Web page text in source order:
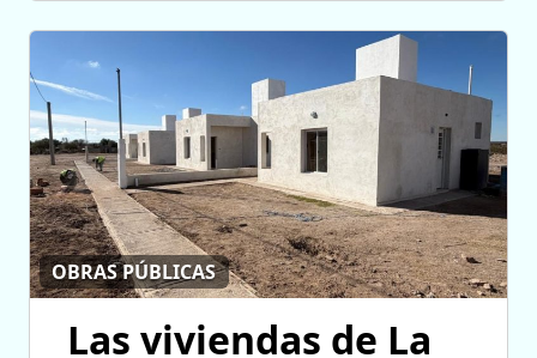
OBRAS PÚBLICAS
Las viviendas de La